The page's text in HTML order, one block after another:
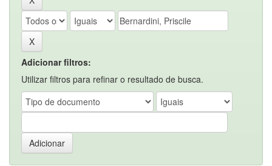
Adicionar filtros:
Utilizar filtros para refinar o resultado de busca.